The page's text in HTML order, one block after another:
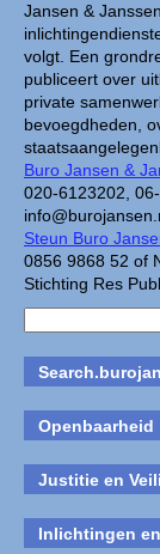
Jansen &
volgt. Een
publiceert over
private
bevoegdheden,
Buro Jansen &
020-6123202,
Steun Buro
0856 9868 52 of
Stichting Res
Openbaarheid
Justitie en
Inlichtingen